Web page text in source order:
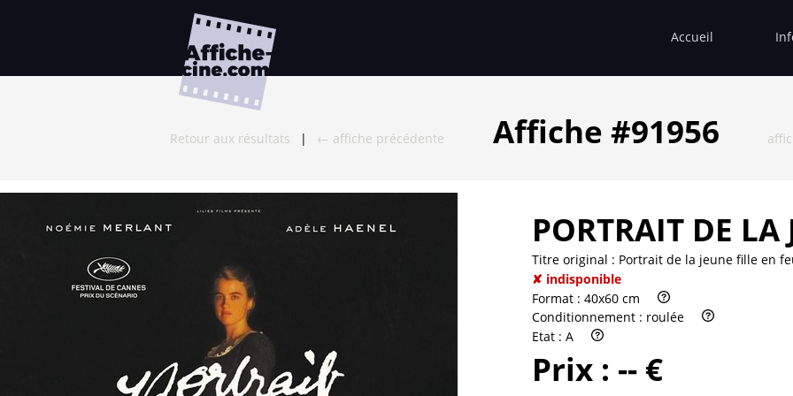
Accueil
Retour aux résultats | ← affiche précédente Affiche #91956
PORTRAIT DE LA
Titre original : Portrait de la jeune fille en
✘ indisponible
Format : 40x60 cm
Conditionnement : roulée
Etat : A
Prix : -- €